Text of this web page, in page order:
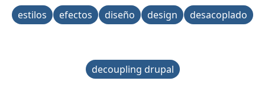
estilos efectos diseño design desacoplado
decoupling drupal